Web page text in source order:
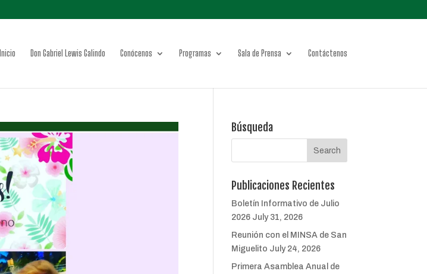
Inicio Don Gabriel Lewis Galindo Conócenos Programas Sala de Prensa Contáctenos
Búsqueda
Publicaciones Recientes
Boletín Informativo de Julio
2026 July 31, 2026
Reunión con el MINSA de San
Miguelito July 24, 2026
Primera Asamblea Anual de